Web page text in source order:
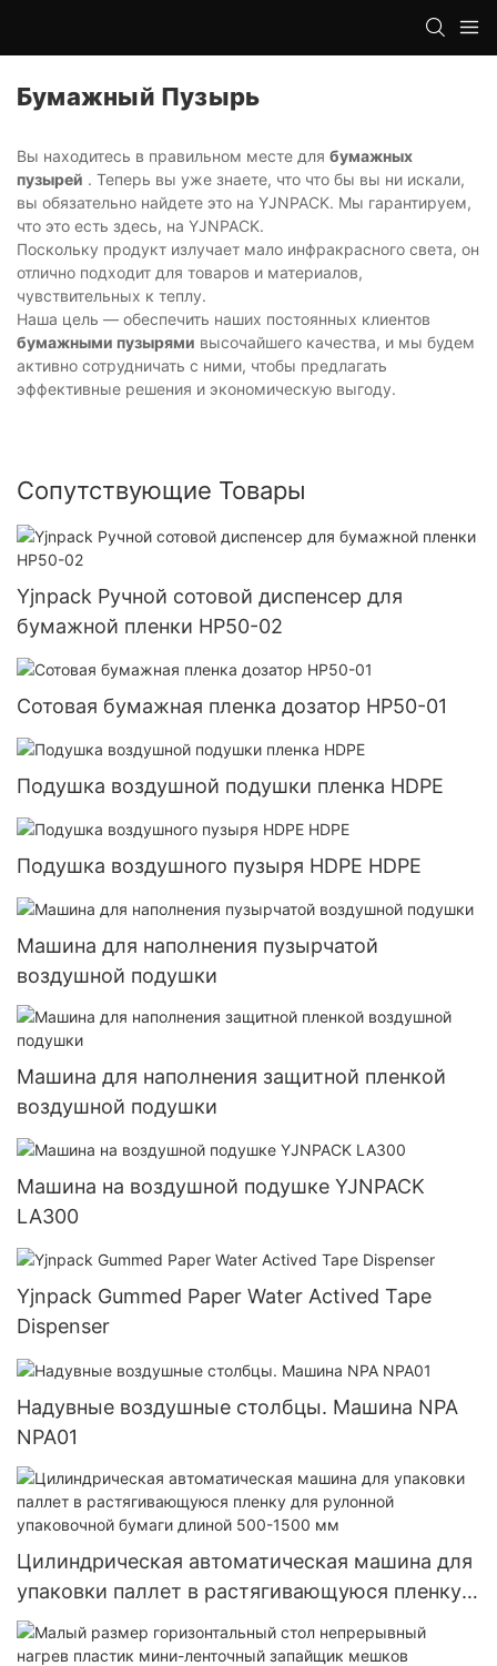
Бумажный Пузырь
Вы находитесь в правильном месте для бумажных
пузырей . Теперь вы уже знаете, что что бы вы ни искали,
вы обязательно найдете это на YJNPACK. Мы гарантируем,
что это есть здесь, на YJNPACK.
Поскольку продукт излучает мало инфракрасного света, он
отлично подходит для товаров и материалов,
чувствительных к теплу.
Наша цель — обеспечить наших постоянных клиентов
бумажными пузырями высочайшего качества, и мы будем
активно сотрудничать с ними, чтобы предлагать
эффективные решения и экономическую выгоду.
Сопутствующие Товары
Yjnpack Ручной сотовой диспенсер для
бумажной пленки HP50-02
Сотовая бумажная пленка дозатор HP50-01
Подушка воздушной подушки пленка HDPE
Подушка воздушного пузыря HDPE HDPE
Машина для наполнения пузырчатой ​​
воздушной подушки
Машина для наполнения защитной пленкой
воздушной подушки
Машина на воздушной подушке YJNPACK
LA300
Yjnpack Gummed Paper Water Actived Tape
Dispenser
Надувные воздушные столбцы. Машина NPA
NPA01
Цилиндрическая автоматическая машина для
упаковки паллет в растягивающуюся пленку
для рулонной упаковочной бумаги длиной
500-1500 мм